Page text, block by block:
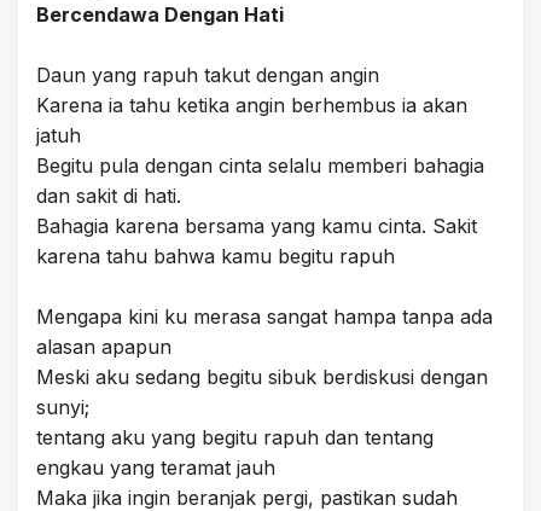
Bercendawa Dengan Hati
Daun yang rapuh takut dengan angin
Karena ia tahu ketika angin berhembus ia akan
jatuh
Begitu pula dengan cinta selalu memberi bahagia
dan sakit di hati.
Bahagia karena bersama yang kamu cinta. Sakit
karena tahu bahwa kamu begitu rapuh
Mengapa kini ku merasa sangat hampa tanpa ada
alasan apapun
Meski aku sedang begitu sibuk berdiskusi dengan
sunyi;
tentang aku yang begitu rapuh dan tentang
engkau yang teramat jauh
Maka jika ingin beranjak pergi, pastikan sudah